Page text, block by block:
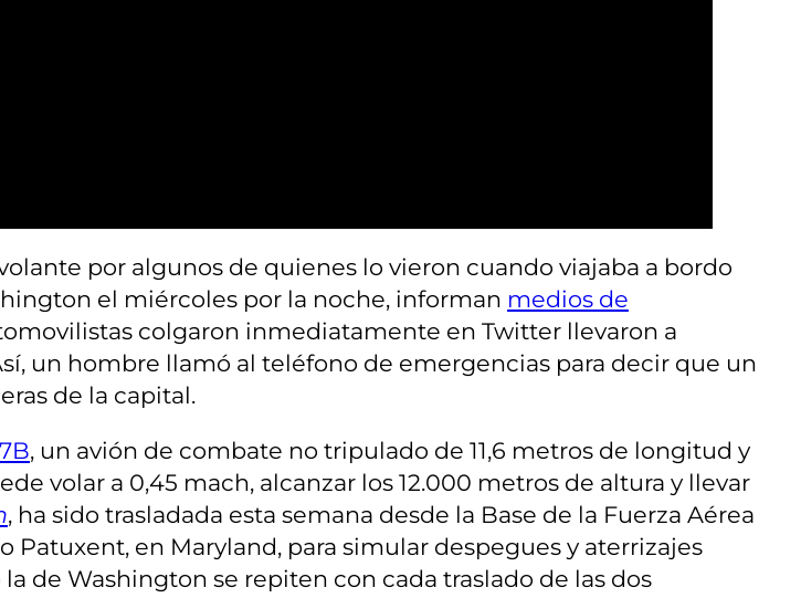
por algunos de quienes lo vieron cuando viajaba a bordo
el miércoles por la noche, informan medios de
colgaron inmediatamente en Twitter llevaron a
un hombre llamó al teléfono de emergencias para decir que un
de la capital.
, un avión de combate no tripulado de 11,6 metros de longitud y
volar a 0,45 mach, alcanzar los 12.000 metros de altura y llevar
, ha sido trasladada esta semana desde la Base de la Fuerza Aérea
Patuxent, en Maryland, para simular despegues y aterrizajes
de Washington se repiten con cada traslado de las dos